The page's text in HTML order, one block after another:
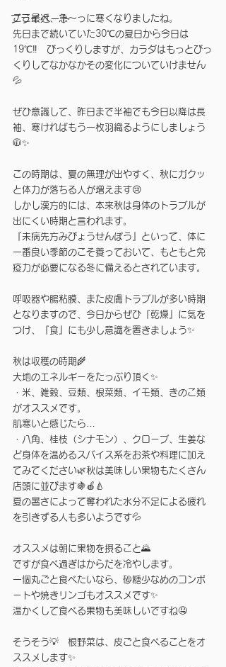
プライベート
ここ最近、急〜っに寒くなりましたね。
先日まで続いていた30℃の夏日から今日は
19℃‼️　びっくりしますが、カラダはもっとびっ
くりしてなかなかその変化についていけません
💦
ぜひ意識して、昨日まで半袖でも今日以降は長
袖、寒ければもう一枚羽織るようにしましょう
🧥✨
この時期は、夏の無理が出やすく、秋にガクッ
と体力が落ちる人が増えます😢
しかし漢方的には、本来秋は身体のトラブルが
出にくい時期と言われます。
『未病先方みびょうせんぽう』といって、体に
一番良い季節のこそ養っておいて、もともと免
疫力が必要になる冬に備えるとされています。
呼吸器や腸粘膜、また皮膚トラブルが多い時期
となりますので、今日からぜひ『乾燥』に気を
つけ、『食』にも少し意識を置きましょう✨
秋は収穫の時期🌾
大地のエネルギーをたっぷり頂く✨
・米、雑穀、豆類、根菜類、イモ類、きのこ類
がオススメです。
肌寒いと感じたら…
・八角、桂枝（シナモン）、クローブ、生姜な
ど身体を温めるスパイス系をお茶や料理に加え
てみてください🌿秋は美味しい果物もたくさん
店頭に並びます🍇🍎🍐
夏の暑さによって奪われた水分不足による疲れ
を引きずる人も多いようです💦
オススメは朝に果物を摂ること🌄
ですが食べ過ぎはからだを冷やします。
一個丸ごと食べたいなら、砂糖少なめのコンポ
ートや焼きリンゴもオススメです✨
温かくして食べる果物も美味しいですね🤤
そうそう💡　根野菜は、皮ごと食べることをオ
ススメします✨